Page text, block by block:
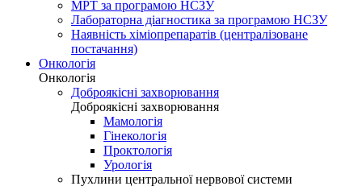
МРТ за програмою НСЗУ
Лабораторна діагностика за програмою НСЗУ
Наявність хіміопрепаратів (централізоване
постачання)
Онкологія
Онкологія
Доброякісні захворювання
Доброякісні захворювання
Мамологія
Гінекологія
Проктологія
Урологія
Пухлини центральної нервової системи